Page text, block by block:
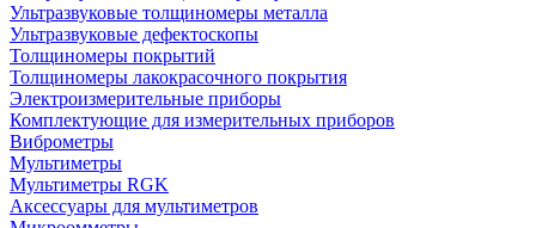
Ультразвуковые толщиномеры металла
Ультразвуковые дефектоскопы
Толщиномеры покрытий
Толщиномеры лакокрасочного покрытия
Электроизмерительные приборы
Комплектующие для измерительных приборов
Виброметры
Мультиметры
Мультиметры RGK
Аксессуары для мультиметров